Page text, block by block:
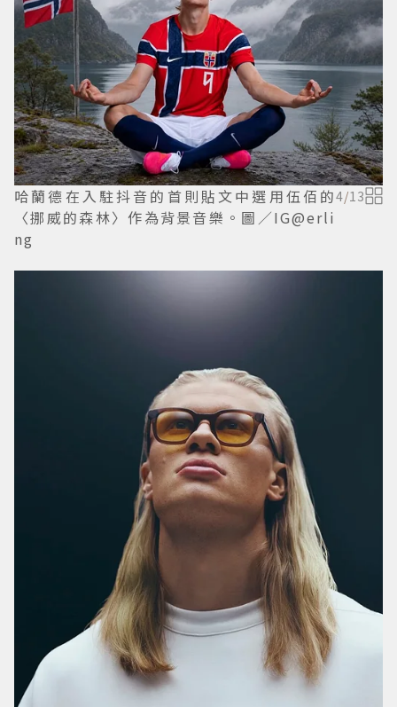
哈蘭德在入駐抖音的首則貼文中選用伍佰的
〈挪威的森林〉作為背景音樂。圖／IG@erli
ng
4/13